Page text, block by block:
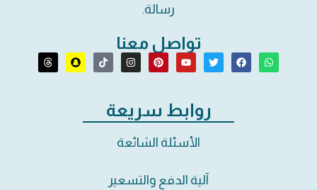
رسالة.
تواصل معنا
روابط سريعة
الأسئلة الشائعة
آلية الدفع والتسعير